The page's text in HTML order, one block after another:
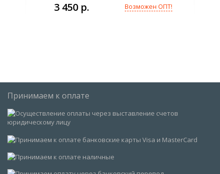
3 450 р. Возможен ОПТ!
Принимаем к оплате